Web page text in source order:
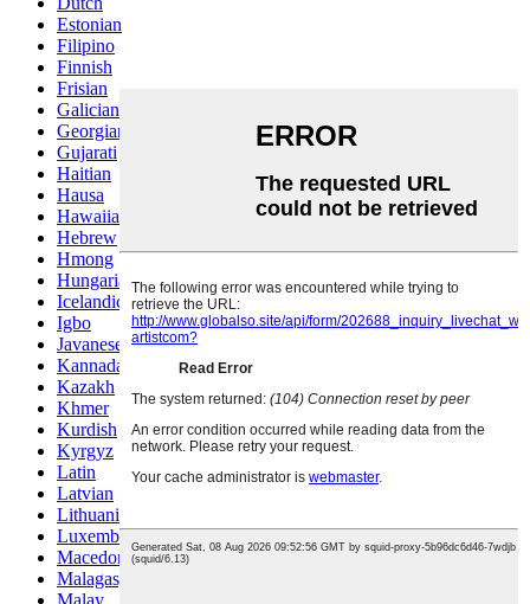
Estonian
Filipino
Finnish
Frisian
Galician
Georgian
Gujarati
Haitian
Hausa
Hawaiian
Hebrew
Hmong
Hungarian
Icelandic
Igbo
Javanese
Kannada
Kazakh
Khmer
Kurdish
Kyrgyz
Latin
Latvian
Lithuanian
Luxembou..
Macedonian
Malagasy